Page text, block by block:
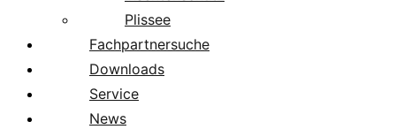
Plissee
Fachpartnersuche
Downloads
Service
News